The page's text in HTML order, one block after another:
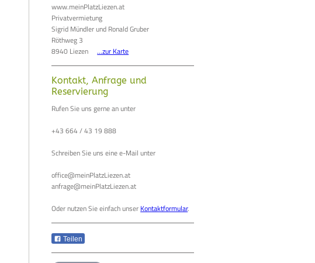
www.meinPlatzLiezen.at
Privatvermietung
Sigrid Mündler und Ronald Gruber
Röthweg 3
8940 Liezen...zur Karte
Kontakt, Anfrage und
Reservierung
Rufen Sie uns gerne an unter
+43 664 / 43 19 888
Schreiben Sie uns eine e-Mail unter
office@meinPlatzLiezen.at
anfrage@meinPlatzLiezen.at
Oder nutzen Sie einfach unser Kontaktformular.
Teilen